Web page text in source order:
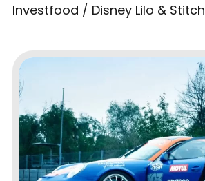
Investfood / Disney Lilo & Stitch